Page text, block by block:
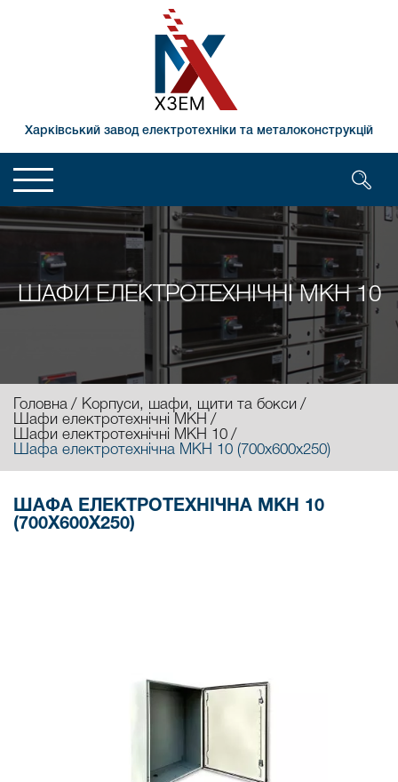
Харківський завод електротехніки та металоконструкцій
ШАФИ ЕЛЕКТРОТЕХНІЧНІ МКН 10
Головна
Корпуси, шафи, щити та бокси
Шафи електротехнічні МКН
Шафи електротехнічні МКН 10
Шафа електротехнічна МКН 10 (700х600х250)
ШАФА ЕЛЕКТРОТЕХНІЧНА МКН 10
(700Х600Х250)